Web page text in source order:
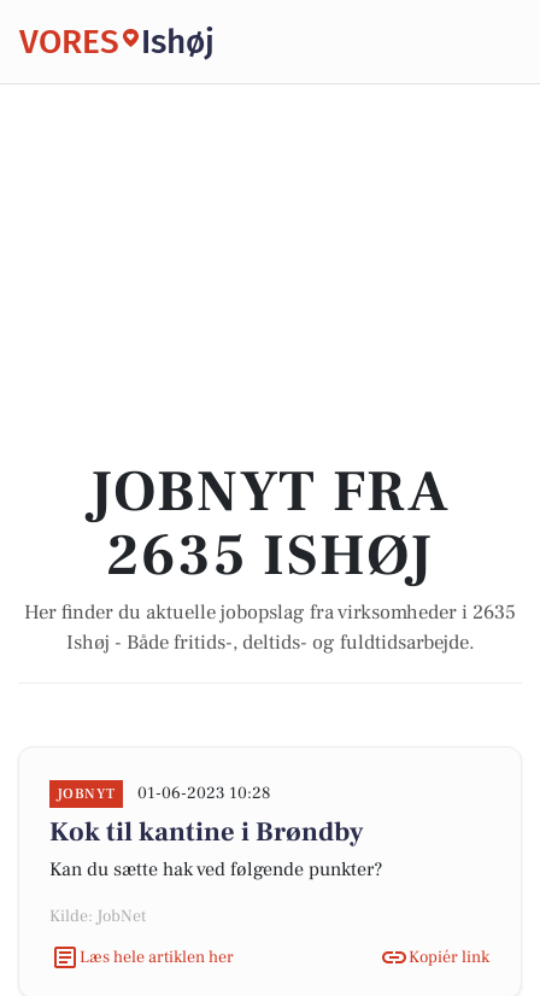
VORES Ishøj
JOBNYT FRA
2635 ISHØJ
Her finder du aktuelle jobopslag fra virksomheder i 2635
Ishøj - Både fritids-, deltids- og fuldtidsarbejde.
JOBNYT 01-06-2023 10:28
Kok til kantine i Brøndby
Kan du sætte hak ved følgende punkter?
Kilde: JobNet
Læs hele artiklen her
Kopiér link